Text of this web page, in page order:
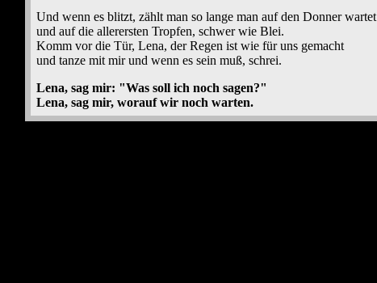
Und wenn es blitzt, zählt man so lange man auf den Donner wartet
und auf die allerersten Tropfen, schwer wie Blei.
Komm vor die Tür, Lena, der Regen ist wie für uns gemacht
und tanze mit mir und wenn es sein muß, schrei.
Lena, sag mir: "Was soll ich noch sagen?"
Lena, sag mir, worauf wir noch warten.